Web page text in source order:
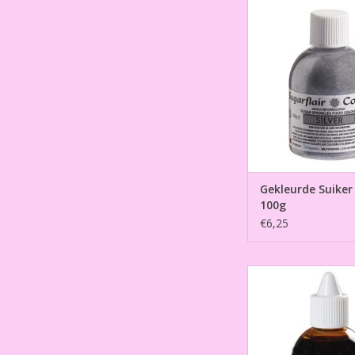
Gekleurde
100g
€6,25
Sugarflair Airbrush
Autumn Gold-